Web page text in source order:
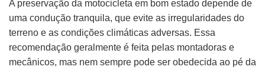
A preservação da motocicleta em bom estado depende de
uma condução tranquila, que evite as irregularidades do
terreno e as condições climáticas adversas. Essa
recomendação geralmente é feita pelas montadoras e
mecânicos, mas nem sempre pode ser obedecida ao pé da